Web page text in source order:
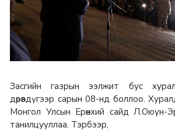
Засгийн газрын ээлжит бус
дөрөвдүгээр сарын 08-нд боллоо.
Монгол Улсын Ерөнхий сайд Л.Оюун-
танилцууллаа. Тэрбээр,